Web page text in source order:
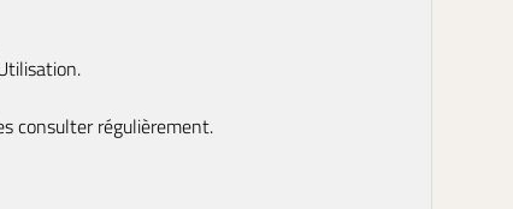
consulter régulièrement.